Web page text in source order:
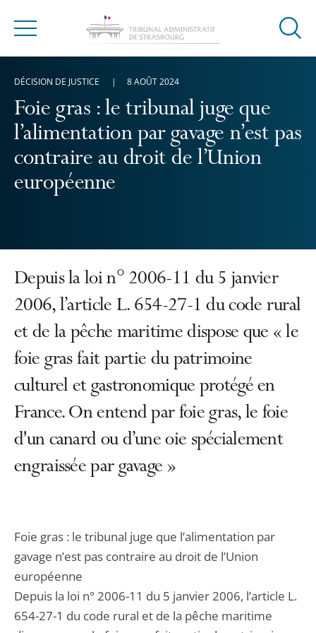
Menu
Ouvrir
Foie gras : le tribunal juge que
l’alimentation par gavage n’est pas
contraire au droit de l’Union
européenne
DÉCISION DE JUSTICE 8 AOÛT 2024
Depuis la loi n° 2006-11 du 5 janvier
2006, l’article L. 654-27-1 du code rural
et de la pêche maritime dispose que « le
foie gras fait partie du patrimoine
culturel et gastronomique protégé en
France. On entend par foie gras, le foie
d'un canard ou d’une oie spécialement
engraissée par gavage »
Foie gras : le tribunal juge que l’alimentation par
gavage n’est pas contraire au droit de l’Union
européenne
Depuis la loi n° 2006-11 du 5 janvier 2006, l’article L.
654-27-1 du code rural et de la pêche maritime